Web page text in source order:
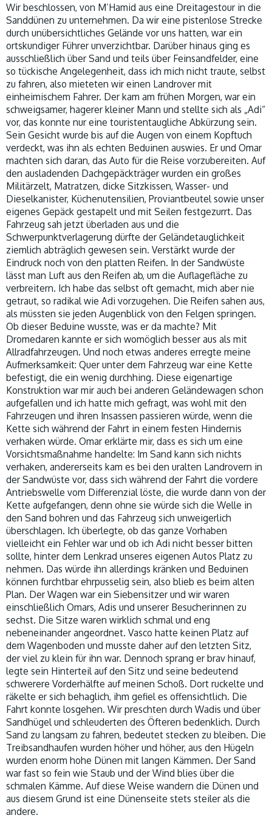
Wir beschlossen, von M’Hamid aus eine Dreitagestour in die
Sanddünen zu unternehmen. Da wir eine pistenlose Strecke
durch unübersichtliches Gelände vor uns hatten, war ein
ortskundiger Führer unverzichtbar. Darüber hinaus ging es
ausschließlich über Sand und teils über Feinsandfelder, eine
so tückische Angelegenheit, dass ich mich nicht traute, selbst
zu fahren, also mieteten wir einen Landrover mit
einheimischem Fahrer. Der kam am frühen Morgen, war ein
schweigsamer, hagerer kleiner Mann und stellte sich als „Adi“
vor, das konnte nur eine touristentaugliche Abkürzung sein.
Sein Gesicht wurde bis auf die Augen von einem Kopftuch
verdeckt, was ihn als echten Beduinen auswies. Er und Omar
machten sich daran, das Auto für die Reise vorzubereiten. Auf
den ausladenden Dachgepäckträger wurden ein großes
Militärzelt, Matratzen, dicke Sitzkissen, Wasser- und
Dieselkanister, Küchenutensilien, Proviantbeutel sowie unser
eigenes Gepäck gestapelt und mit Seilen festgezurrt. Das
Fahrzeug sah jetzt überladen aus und die
Schwerpunktverlagerung dürfte der Geländetauglichkeit
ziemlich abträglich gewesen sein. Verstärkt wurde der
Eindruck noch von den platten Reifen. In der Sandwüste
lässt man Luft aus den Reifen ab, um die Auflagefläche zu
verbreitern. Ich habe das selbst oft gemacht, mich aber nie
getraut, so radikal wie Adi vorzugehen. Die Reifen sahen aus,
als müssten sie jeden Augenblick von den Felgen springen.
Ob dieser Beduine wusste, was er da machte? Mit
Dromedaren kannte er sich womöglich besser aus als mit
Allradfahrzeugen. Und noch etwas anderes erregte meine
Aufmerksamkeit: Quer unter dem Fahrzeug war eine Kette
befestigt, die ein wenig durchhing. Diese eigenartige
Konstruktion war mir auch bei anderen Geländewagen schon
aufgefallen und ich hatte mich gefragt, was wohl mit den
Fahrzeugen und ihren Insassen passieren würde, wenn die
Kette sich während der Fahrt in einem festen Hindernis
verhaken würde. Omar erklärte mir, dass es sich um eine
Vorsichtsmaßnahme handelte: Im Sand kann sich nichts
verhaken, andererseits kam es bei den uralten Landrovern in
der Sandwüste vor, dass sich während der Fahrt die vordere
Antriebswelle vom Differenzial löste, die wurde dann von der
Kette aufgefangen, denn ohne sie würde sich die Welle in
den Sand bohren und das Fahrzeug sich unweigerlich
überschlagen. Ich überlegte, ob das ganze Vorhaben
vielleicht ein Fehler war und ob ich Adi nicht besser bitten
sollte, hinter dem Lenkrad unseres eigenen Autos Platz zu
nehmen. Das würde ihn allerdings kränken und Beduinen
können furchtbar ehrpusselig sein, also blieb es beim alten
Plan. Der Wagen war ein Siebensitzer und wir waren
einschließlich Omars, Adis und unserer Besucherinnen zu
sechst. Die Sitze waren wirklich schmal und eng
nebeneinander angeordnet. Vasco hatte keinen Platz auf
dem Wagenboden und musste daher auf den letzten Sitz,
der viel zu klein für ihn war. Dennoch sprang er brav hinauf,
legte sein Hinterteil auf den Sitz und seine bedeutend
schwerere Vorderhälfte auf meinen Schoß. Dort ruckelte und
räkelte er sich behaglich, ihm gefiel es offensichtlich. Die
Fahrt konnte losgehen. Wir preschten durch Wadis und über
Sandhügel und schleuderten des Öfteren bedenklich. Durch
Sand zu langsam zu fahren, bedeutet stecken zu bleiben. Die
Treibsandhaufen wurden höher und höher, aus den Hügeln
wurden enorm hohe Dünen mit langen Kämmen. Der Sand
war fast so fein wie Staub und der Wind blies über die
schmalen Kämme. Auf diese Weise wandern die Dünen und
aus diesem Grund ist eine Dünenseite stets steiler als die
andere.